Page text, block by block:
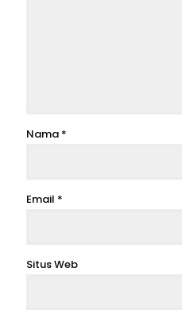
Nama *
Email *
Situs Web